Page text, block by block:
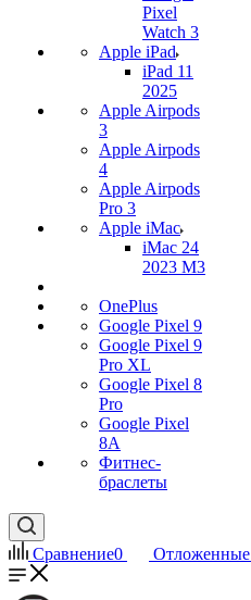
Pixel
Watch 3
Apple iPad
iPad 11
2025
Apple Airpods
3
Apple Airpods
4
Apple Airpods
Pro 3
Apple iMac
iMac 24
2023 M3
OnePlus
Google Pixel 9
Google Pixel 9
Pro XL
Google Pixel 8
Pro
Google Pixel
8A
Фитнес-
браслеты
Сравнение0 Отложенные